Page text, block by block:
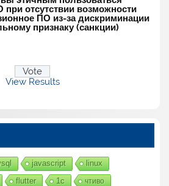
отсутствии возможности
ПО из-за дискриминации
признаку (санкции)
View Results
javascript linux
flutter 1c чтиво